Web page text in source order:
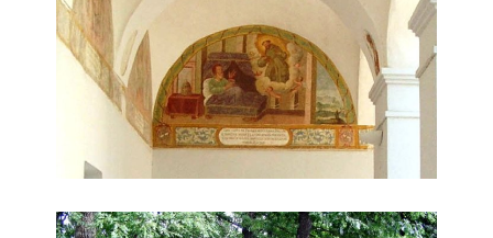
Bosco San Benedetto